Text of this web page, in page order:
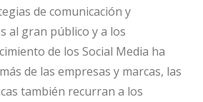
de comunicación y
al gran público y a los
de los Social Media ha
de las empresas y marcas, las
también recurran a los